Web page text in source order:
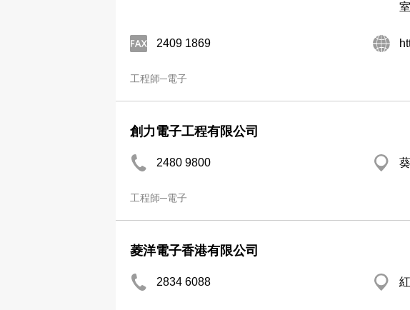
室
2409 1869
工程師─電子
創力電子工程有限公司
2480 9800
工程師─電子
菱洋電子香港有限公司
2834 6088